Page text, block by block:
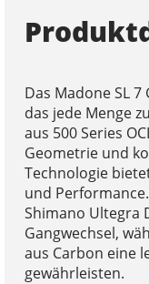
Das Madone SL
das jede Menge
aus 500 Series
Geometrie und
Technologie
und
Shimano Ultegra
Gangwechsel,
aus Carbon eine
gewährleisten.